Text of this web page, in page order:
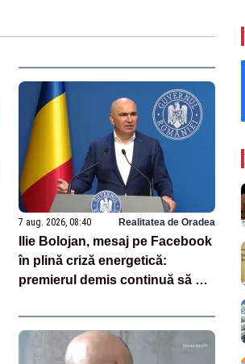
7 aug. 2026, 08:40 Realitatea de Oradea
Ilie Bolojan, mesaj pe Facebook
în plină criză energetică:
premierul demis continuă să se